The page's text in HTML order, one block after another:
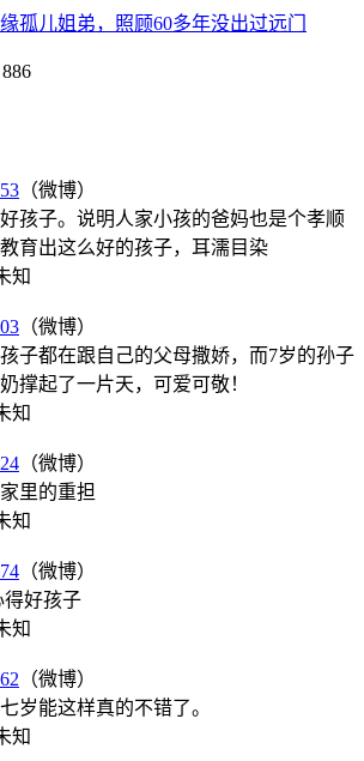
孤儿姐弟，照顾60多年没出过远门
886
（微博）
孩子。说明人家小孩的爸妈也是个孝顺
育出这么好的孩子，耳濡目染
知
（微博）
子都在跟自己的父母撒娇，而7岁的孙子
撑起了一片天，可爱可敬！
知
（微博）
里的重担
知
（微博）
得好孩子
知
（微博）
岁能这样真的不错了。
知